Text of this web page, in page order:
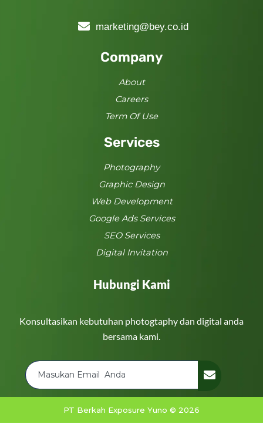
marketing@bey.co.id
Company
About
Careers
Term Of Use
Services
Photography
Graphic Design
Web Development
Google Ads Services
SEO Services
Digital Invitation
Hubungi Kami
Konsultasikan kebutuhan photogtaphy dan digital anda
bersama kami.
PT Berkah Exposure Yuno © 2026